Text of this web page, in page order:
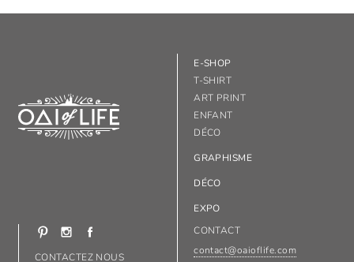
E-SHOP
T-SHIRT
ART PRINT
ENFANT
DÉCO
GRAPHISME
DÉCO
EXPO
CONTACTEZ NOUS
CONTACT
contact@oaioflife.com